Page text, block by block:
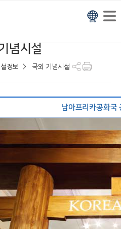
념시설
정보 > 국외 기념시설
남아프리카공화국